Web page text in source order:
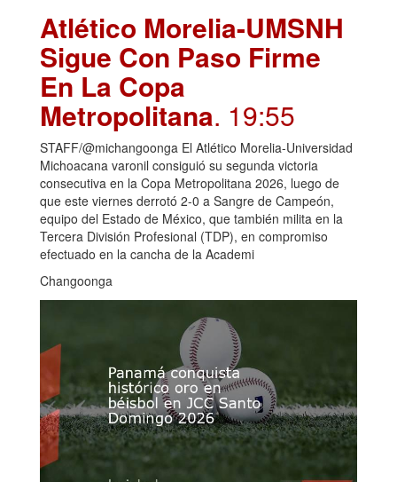
Atlético Morelia-UMSNH
Sigue Con Paso Firme
En La Copa
Metropolitana. 19:55
STAFF/@michangoonga El Atlético Morelia-Universidad
Michoacana varonil consiguió su segunda victoria
consecutiva en la Copa Metropolitana 2026, luego de
que este viernes derrotó 2-0 a Sangre de Campeón,
equipo del Estado de México, que también milita en la
Tercera División Profesional (TDP), en compromiso
efectuado en la cancha de la Academi
Changoonga